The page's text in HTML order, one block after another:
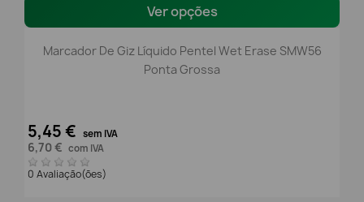
Ver opções
Marcador De Giz Líquido Pentel Wet Erase SMW56
Ponta Grossa
5,45 € sem IVA
6,70 € com IVA
0 Avaliação(ões)